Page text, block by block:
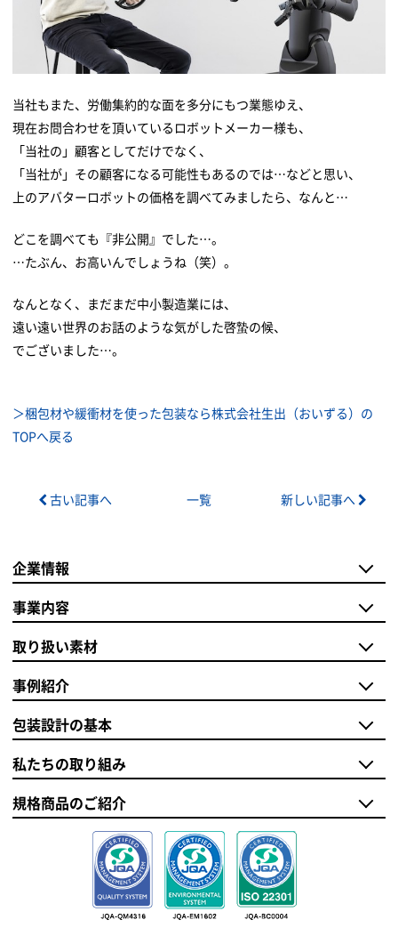
当社もまた、労働集約的な面を多分にもつ業態ゆえ、
現在お問合わせを頂いているロボットメーカー様も、
「当社の」顧客としてだけでなく、
「当社が」その顧客になる可能性もあるのでは…などと思い、
上のアバターロボットの価格を調べてみましたら、なんと…
どこを調べても『非公開』でした…。
…たぶん、お高いんでしょうね（笑）。
なんとなく、まだまだ中小製造業には、
遠い遠い世界のお話のような気がした啓蟄の候、
でございました…。
＞梱包材や緩衝材を使った包装なら株式会社生出（おいずる）の
TOPへ戻る
古い記事へ 一覧 新しい記事へ
企業情報
事業内容
取り扱い素材
事例紹介
包装設計の基本
私たちの取り組み
規格商品のご紹介